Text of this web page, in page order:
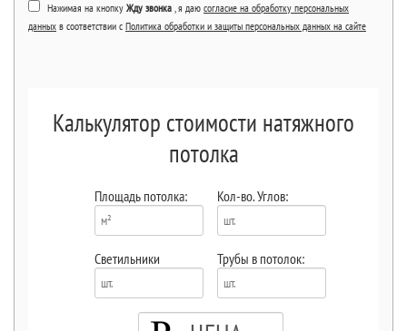
Нажимая на кнопку Жду звонка , я даю согласие на обработку персональных
данных в соответствии с Политика обработки и защиты персональных данных на сайте
Калькулятор стоимости натяжного
потолка
Площадь потолка: Кол-во. Углов:
Светильники Трубы в потолок: